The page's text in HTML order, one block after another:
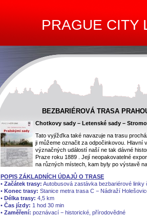
PRAGUE CITY
BEZBARIÉROVÁ TRASA
Chotkovy sady – Letenské sady –
Tato vyjížďka také navazuje na trasu
ji můžeme označit za odpočinkovou. Hlavní
význačných událostí naší ne tak dávné
Praze roku 1889 . Její neopakovatelné
na různých místech, kam byly po výstavě
POPIS ZÁKLADNÍCH ÚDAJŮ O TRASE
• Začátek trasy: Autobusová zastávka bezbariérové linky
• Konec trasy: Stanice metra trasa C − Nádraží
• Délka trasy: 4,5 km
• Čas jízdy: 1 hod 30 min
• Zaměření: poznávací − historické, přírodovědné